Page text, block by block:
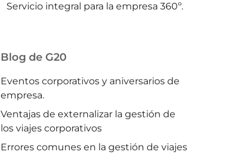
Servicio integral para la empresa 360º.
Blog de G20
Eventos corporativos y aniversarios de
empresa.
Ventajas de externalizar la gestión de
los viajes corporativos
Errores comunes en la gestión de viajes